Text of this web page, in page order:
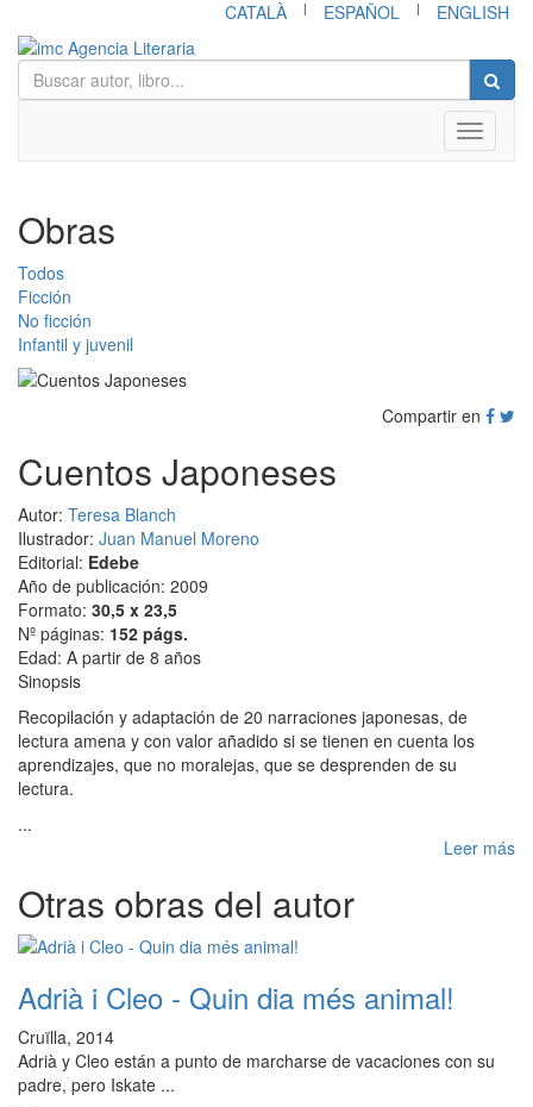
CATALÀ | ESPAÑOL | ENGLISH
Toggle
Obras
Todos
Ficción
No ficción
Infantil y juvenil
Compartir en
Cuentos Japoneses
Autor: Teresa Blanch
Ilustrador: Juan Manuel Moreno
Editorial: Edebe
Año de publicación: 2009
Formato: 30,5 x 23,5
Nº páginas: 152 págs.
Edad: A partir de 8 años
Sinopsis
Recopilación y adaptación de 20 narraciones japonesas, de
lectura amena y con valor añadido si se tienen en cuenta los
aprendizajes, que no moralejas, que se desprenden de su
lectura.
...
Leer más
Otras obras del autor
Adrià i Cleo - Quin dia més animal!
Cruïlla, 2014
Adrià y Cleo están a punto de marcharse de vacaciones con su
padre, pero Iskate ...